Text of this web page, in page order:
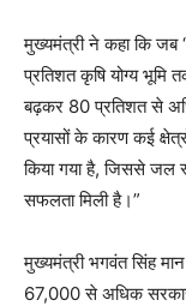
मुख्यमंत्री ने कहा कि जब
प्रतिशत कृषि योग्य भूमि
बढ़कर 80 प्रतिशत से
प्रयासों के कारण कई
किया गया है, जिससे जल
सफलता मिली है।”
मुख्यमंत्री भगवंत सिंह
67,000 से अधिक